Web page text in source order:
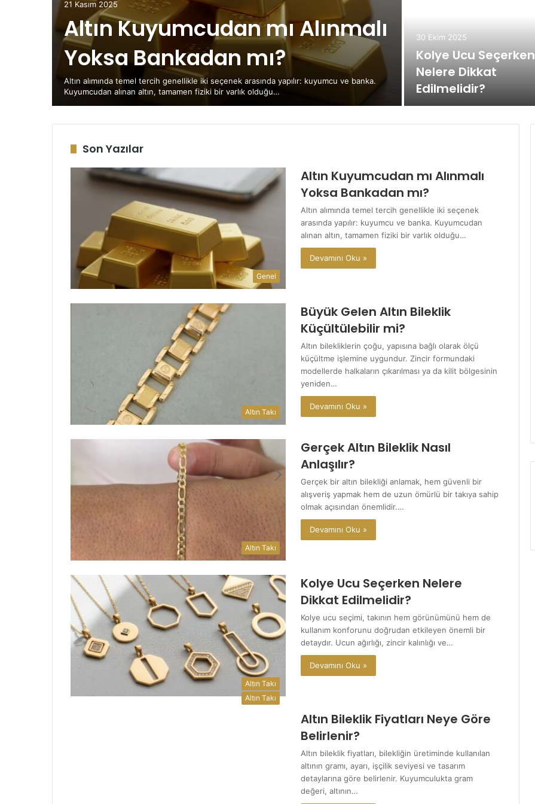
21 Kasım 2025
Altın Kuyumcudan mı Alınmalı
Yoksa Bankadan mı?
Altın alımında temel tercih genellikle iki seçenek arasında yapılır: kuyumcu ve banka.
Kuyumcudan alınan altın, tamamen fiziki bir varlık olduğu…
30 Ekim 2025
Kolye Ucu Seçerken
Nelere Dikkat
Edilmelidir?
Son Yazılar
Genel
Altın Kuyumcudan mı Alınmalı
Yoksa Bankadan mı?
Altın alımında temel tercih genellikle iki seçenek
arasında yapılır: kuyumcu ve banka. Kuyumcudan
alınan altın, tamamen fiziki bir varlık olduğu…
Devamını Oku »
Altın Takı
Büyük Gelen Altın Bileklik
Küçültülebilir mi?
Altın bilekliklerin çoğu, yapısına bağlı olarak ölçü
küçültme işlemine uygundur. Zincir formundaki
modellerde halkaların çıkarılması ya da kilit bölgesinin
yeniden…
Devamını Oku »
Altın Takı
Gerçek Altın Bileklik Nasıl
Anlaşılır?
Gerçek bir altın bilekliği anlamak, hem güvenli bir
alışveriş yapmak hem de uzun ömürlü bir takıya sahip
olmak açısından önemlidir.…
Devamını Oku »
Altın Takı
Kolye Ucu Seçerken Nelere
Dikkat Edilmelidir?
Kolye ucu seçimi, takının hem görünümünü hem de
kullanım konforunu doğrudan etkileyen önemli bir
detaydır. Ucun ağırlığı, zincir kalınlığı ve…
Devamını Oku »
Altın Takı
Altın Bileklik Fiyatları Neye Göre
Belirlenir?
Altın bileklik fiyatları, bilekliğin üretiminde kullanılan
altının gramı, ayarı, işçilik seviyesi ve tasarım
detaylarına göre belirlenir. Kuyumculukta gram
değeri, altının…